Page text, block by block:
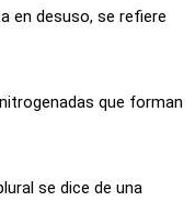
en desuso, se refiere
que forman
se dice de una